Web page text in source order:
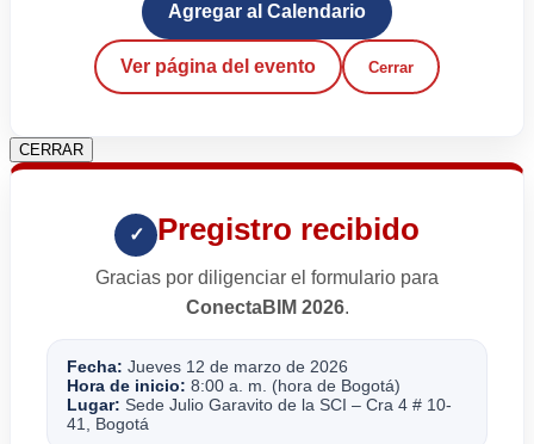
Agregar al Calendario
Ver página del evento Cerrar
CERRAR
✓ Pregistro recibido
Gracias por diligenciar el formulario para
ConectaBIM 2026.
Fecha: Jueves 12 de marzo de 2026
Hora de inicio: 8:00 a. m. (hora de Bogotá)
Lugar: Sede Julio Garavito de la SCI – Cra 4 # 10-
41, Bogotá